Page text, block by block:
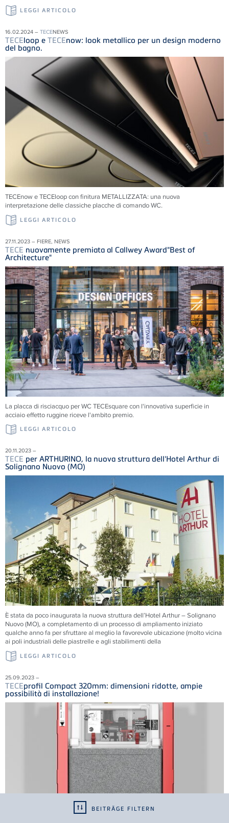
BEITRÄGE FILTERN
LEGGI ARTICOLO
16.02.2024 – TECENEWS
TECEloop e TECEnow: look metallico per un design moderno
del bagno.
TECEnow e TECEloop con finitura METALLIZZATA: una nuova
interpretazione delle classiche placche di comando WC.
LEGGI ARTICOLO
27.11.2023 – FIERE, NEWS
TECE nuovamente premiata al Callwey Award"Best of
Architecture"
La placca di risciacquo per WC TECEsquare con l'innovativa superficie in
acciaio effetto ruggine riceve l'ambito premio.
LEGGI ARTICOLO
20.11.2023 –
TECE per ARTHURINO, la nuova struttura dell'Hotel Arthur di
Solignano Nuovo (MO)
È stata da poco inaugurata la nuova struttura dell’Hotel Arthur – Solignano
Nuovo (MO), a completamento di un processo di ampliamento iniziato
qualche anno fa per sfruttare al meglio la favorevole ubicazione (molto vicina
ai poli industriali delle piastrelle e agli stabilimenti della
LEGGI ARTICOLO
25.09.2023 –
TECEprofil Compact 320mm: dimensioni ridotte, ampie
possibilità di installazione!